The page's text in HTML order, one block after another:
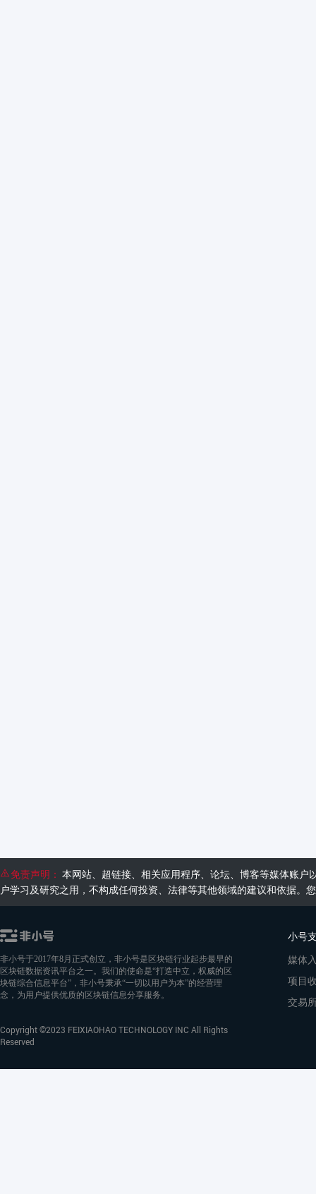
免责声明： 本网站、超链接、相关应用程序、论坛、博客等媒体账
户学习及研究之用，不构成任何投资、法律等其他领域的建议和依据
非小号于2017年8月正式创立，非小号是区块链行业起步最早的
区块链数据资讯平台之一。我们的使命是“打造中立，权威的区
块链综合信息平台”，非小号秉承“一切以用户为本”的经营理
念，为用户提供优质的区块链信息分享服务。
Copyright ©2023 FEIXIAOHAO TECHNOLOGY INC All Rights
Reserved
小号
媒体
项目
交易